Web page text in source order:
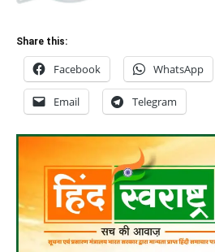
Share this:
Facebook WhatsApp
Email Telegram